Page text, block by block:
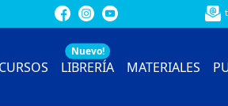
CURSOS LIBRERÍA
Nuevo!
MATERIALES